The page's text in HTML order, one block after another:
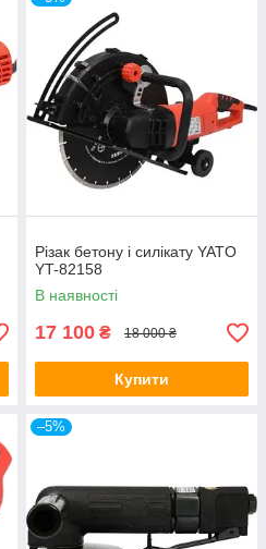
Різак бетону і силікату YATO
YT-82158
В наявності
17 100 ₴ 18 000 ₴
Купити
–5%